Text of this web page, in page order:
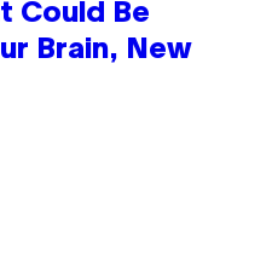
Could Be
Brain, New